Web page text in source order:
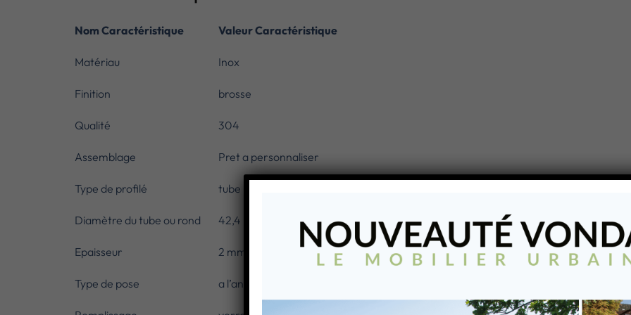
Nom Caractéristique Valeur Caractéristique
Matériau Inox
Finition brosse
Qualité 304
Assemblage Pret a personnaliser
Type de profilé tube rond
Diamètre du tube ou rond 42,4 mm
Epaisseur 2 mm
Type de pose a l’anglaise